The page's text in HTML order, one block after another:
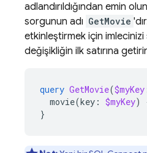
adlandırıldığından emin
sorgunun adı GetMovie
etkinleştirmek için
değişikliğin ilk satırına
query GetMovie($myKey
movie(key : $myKey)
}